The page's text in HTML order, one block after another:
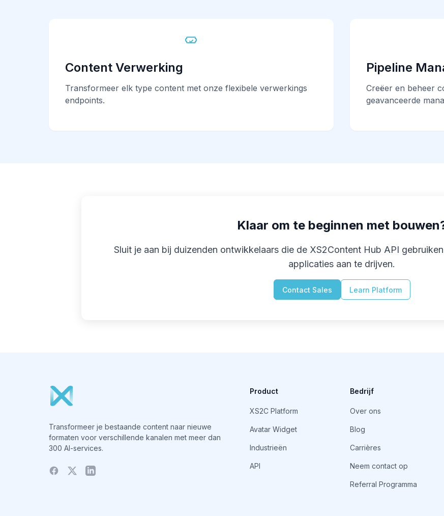
Content Verwerking
Transformeer elk type content met onze flexibele verwerkings
endpoints.
Pipeline
Creëer en beheer
geavanceerde
Klaar om te beginnen met
Sluit je aan bij duizenden ontwikkelaars die de XS2Content Hub API
applicaties aan te drijven.
Contact Sales Learn Platform
Transformeer je bestaande content naar nieuwe
formaten voor verschillende kanalen met meer dan
300 AI-services.
Product
XS2C Platform
Avatar Widget
Industrieën
API
Bedrijf
Over ons
Blog
Carrières
Neem contact op
Referral Programma